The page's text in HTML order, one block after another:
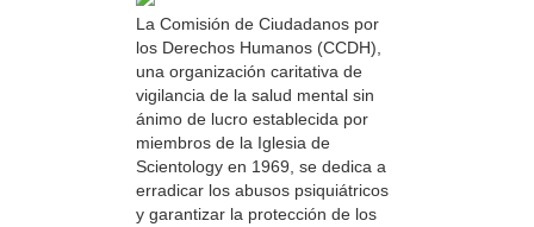
La Comisión de Ciudadanos por
los Derechos Humanos (CCDH),
una organización caritativa de
vigilancia de la salud mental sin
ánimo de lucro establecida por
miembros de la Iglesia de
Scientology en 1969, se dedica a
erradicar los abusos psiquiátricos
y garantizar la protección de los